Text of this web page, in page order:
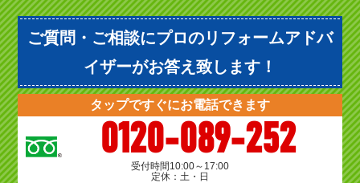
ご質問・ご相談にプロのリフォームアドバ
イザーがお答え致します！
タップですぐにお電話できます
0120-089-252
受付時間 10:00～17:00
定休：土・日